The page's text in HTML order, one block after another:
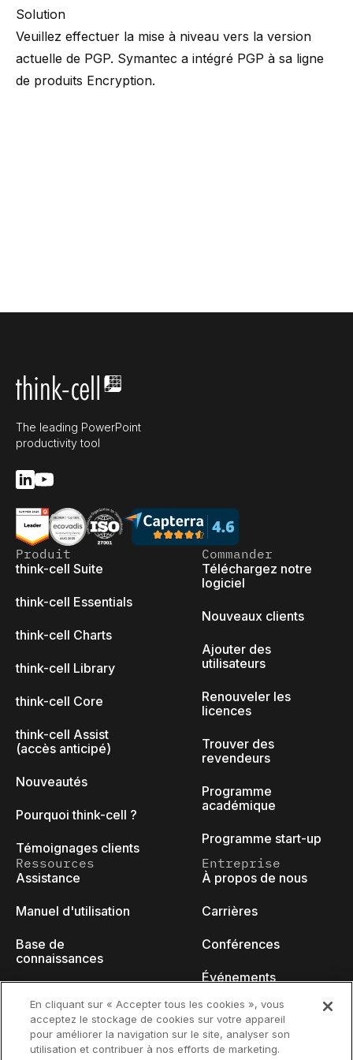
Solution
Veuillez effectuer la mise à niveau vers la version
actuelle de PGP. Symantec a intégré PGP à sa ligne
de produits Encryption.
The leading PowerPoint
productivity tool
Produit
think-cell Suite
think-cell Essentials
think-cell Charts
think-cell Library
think-cell Core
think-cell Assist
(accès anticipé)
Nouveautés
Pourquoi think-cell ?
Témoignages clients
Commander
Téléchargez notre
logiciel
Nouveaux clients
Ajouter des
utilisateurs
Renouveler les
licences
Trouver des
revendeurs
Programme
académique
Programme start-up
Ressources
Assistance
Manuel d'utilisation
Base de
connaissances
Tutoriels vidéo
Entreprise
À propos de nous
Carrières
Conférences
Événements
Blog des
développeurs
En cliquant sur « Accepter tous les cookies », vous
acceptez le stockage de cookies sur votre appareil
pour améliorer la navigation sur le site, analyser son
utilisation et contribuer à nos efforts de marketing.